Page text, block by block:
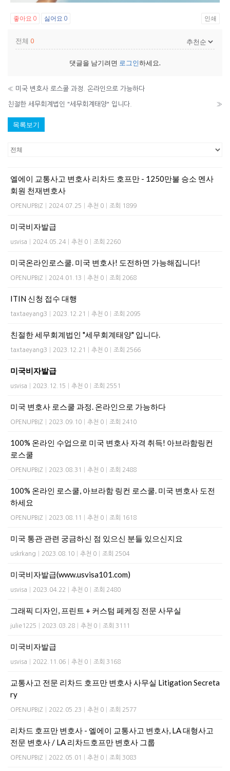
좋아요 0 싫어요 0 인쇄
전체 0
댓글을 남기려면 로그인하세요.
« 미국 변호사 로스쿨 과정. 온라인으로 가능하다
친절한 세무회계법인 "세무회계태양" 입니다. »
목록보기
엘에이 교통사고 변호사 리차드 호프만 - 1250만불 승소 멘사
회원 천재변호사
OPENUPBIZ 2024.07.25 추천 0 조회 1899
미국비자발급
usvisa 2024.05.24 추천 0 조회 2260
미국온라인로스쿨. 미국 변호사! 도전하면 가능해집니다!
OPENUPBIZ 2024.01.13 추천 0 조회 2068
ITIN 신청 접수 대행
taxtaeyang3 2023.12.21 추천 0 조회 2095
친절한 세무회계법인 "세무회계태양" 입니다.
taxtaeyang3 2023.12.21 추천 0 조회 2566
미국비자발급
usvisa 2023.12.15 추천 0 조회 2551
미국 변호사 로스쿨 과정. 온라인으로 가능하다
OPENUPBIZ 2023.09.10 추천 0 조회 2410
100% 온라인 수업으로 미국 변호사 자격 취득! 아브라함링컨
로스쿨
OPENUPBIZ 2023.08.31 추천 0 조회 2488
100% 온라인 로스쿨, 아브라함 링컨 로스쿨. 미국 변호사 도전
하세요
OPENUPBIZ 2023.08.11 추천 0 조회 1618
미국 통관 관련 궁금하신 점 있으신 분들 있으신지요
uskrkang 2023.08.10 추천 0 조회 2504
미국비자발급(www.usvisa101.com)
usvisa 2023.04.22 추천 0 조회 2480
그래픽 디자인, 프린트 + 커스텀 페케징 전문 사무실
julie1225 2023.03.28 추천 0 조회 3111
미국비자발급
usvisa 2022.11.06 추천 0 조회 3168
교통사고 전문 리차드 호프만 변호사 사무실 Litigation Secreta
ry​
OPENUPBIZ 2022.05.23 추천 0 조회 2577
리차드 호프만 변호사 - 엘에이 교통사고 변호사, LA 대형사고
전문 변호사 / LA 리차드호프만 변호사 그룹
OPENUPBIZ 2022.05.01 추천 0 조회 3083